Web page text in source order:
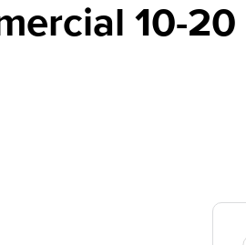
10-20